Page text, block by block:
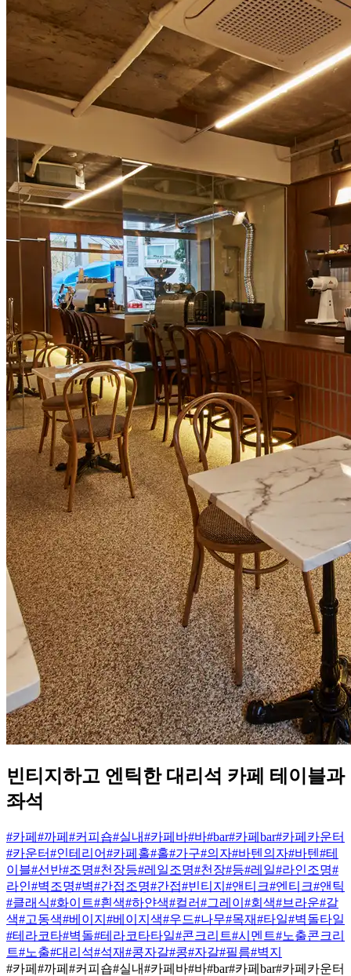
빈티지하고 엔틱한 대리석 카페 테이블과
좌석
#카페 #까페 #커피숍#실내#카페바#바#bar#카페bar#카페카운터
#카운터#인테리어#카페홀#홀#가구#의자#바텐의자#바텐 #테
이블#선반#조명#천장등#레일조명#천장#등#레일#라인조명#
라인#벽조명#벽#간접조명#간접#빈티지 #앤티크#엔티크#앤틱
#클래식#화이트#흰색#하얀색#컬러#그레이 #회색#브라운#갈
색#고동색#베이지 #베이지색#우드#나무#목재#타일#벽돌타일
#테라코타#벽돌#테라코타타일#콘크리트#시멘트#노출콘크리
트#노출#대리석#석재#콩자갈#콩#자갈#필름#벽지
#카페 #까페 #커피숍#실내#카페바#바#bar#카페bar#카페카운터